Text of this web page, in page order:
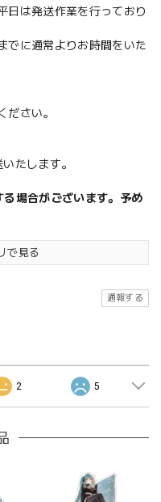
日は発送作業を行っており
でに通常よりお時間をいた
ださい。
たします。
場合がございます。予め
で見る
通報する
2 5